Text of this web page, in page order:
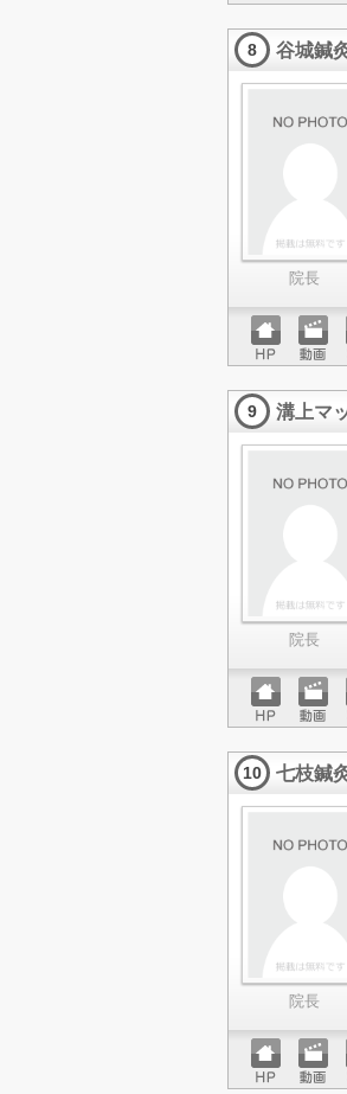
ホーム
ページ
動画
8 谷城鍼
院長
ホーム
ページ
動画
9 溝上マ
院長
ホーム
ページ
動画
10 七枝鍼
院長